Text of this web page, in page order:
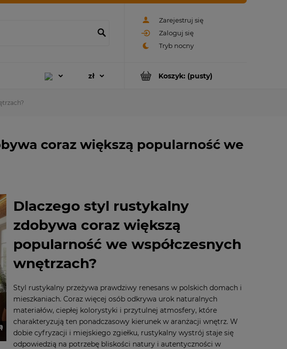
Zarejestruj się
Zaloguj się
Koszyk: (pusty)
coraz większą popularność we
Dlaczego styl rustykalny
zdobywa coraz większą
popularność we współczesnych
wnętrzach?
Styl rustykalny przeżywa prawdziwy renesans w polskich domach i
mieszkaniach. Coraz więcej osób odkrywa urok naturalnych
materiałów, ciepłej kolorystyki i przytulnej atmosfery, które
charakteryzują ten ponadczasowy kierunek w aranżacji wnętrz. W
dobie cyfryzacji i miejskiego zgiełku, rustykalny wystrój staje się
odpowiedzią na potrzebę bliskości natury i autentyczności w